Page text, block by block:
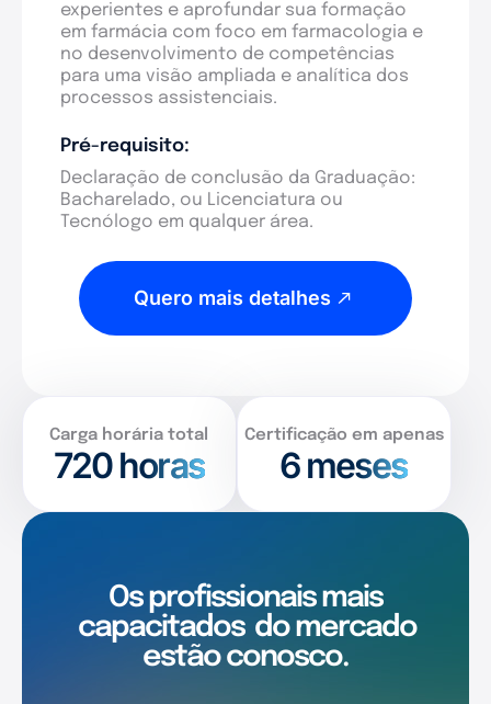
experientes e aprofundar sua formação
em farmácia com foco em farmacologia e
no desenvolvimento de competências
para uma visão ampliada e analítica dos
processos assistenciais.
Pré-requisito:
Declaração de conclusão da Graduação:
Bacharelado, ou Licenciatura ou
Tecnólogo em qualquer área.
Quero mais detalhes
Carga horária total
720horas
Certificação em apenas
6 meses
Os profissionais mais
capacitados do mercado
estão conosco.